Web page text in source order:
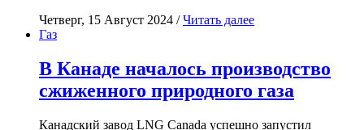
Четверг, 15 Август 2024 /Читать далее
Газ
В Канаде началось производство
сжиженного природного газа
Канадский завод LNG Canada успешно запустил